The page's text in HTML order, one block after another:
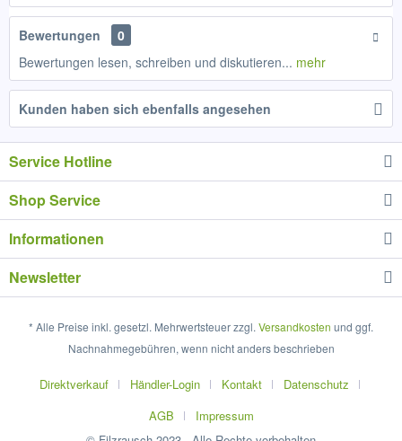
Bewertungen
0
Bewertungen lesen, schreiben und diskutieren... mehr
Kunden haben sich ebenfalls angesehen
Service Hotline
Shop Service
Informationen
Newsletter
* Alle Preise inkl. gesetzl. Mehrwertsteuer zzgl. Versandkosten und ggf.
Nachnahmegebühren, wenn nicht anders beschrieben
Direktverkauf Händler-Login Kontakt
Datenschutz
AGB
Impressum